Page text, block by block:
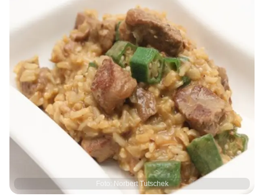
Foto: Norbert Tutschek